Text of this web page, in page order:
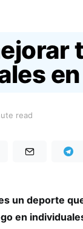
read
un deporte
en